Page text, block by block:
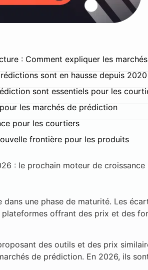
: Comment expliquer les
sont en hausse depuis 2020
sont essentiels pour les
les marchés de prédiction
pour les courtiers
frontière pour les produits
: le prochain moteur de
une phase de maturité. Les
offrant des prix et des
des outils et des prix
de prédiction. En 2026, ils